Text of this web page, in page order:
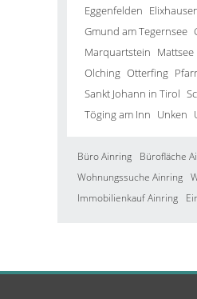
Eggenfelden
Gmund am Tegernsee
Marquartstein Mattsee
Olching Otterfing
Sankt Johann in Tirol
Töging am Inn Unken
Büro Ainring Bürofläche
Wohnungssuche Ainring
Immobilienkauf Ainring